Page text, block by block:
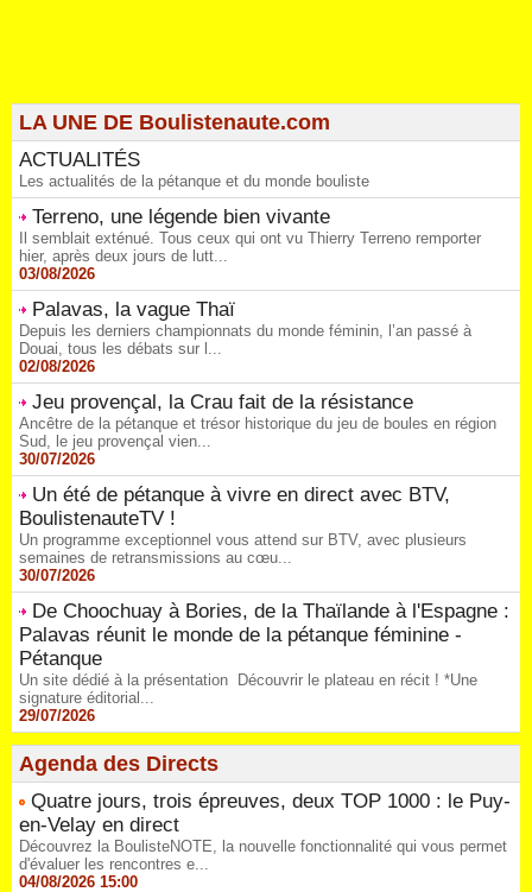
LA UNE DE Boulistenaute.com
ACTUALITÉS
Les actualités de la pétanque et du monde bouliste
Terreno, une légende bien vivante
Il semblait exténué. Tous ceux qui ont vu Thierry Terreno remporter
hier, après deux jours de lutt...
03/08/2026
Palavas, la vague Thaï
Depuis les derniers championnats du monde féminin, l’an passé à
Douai, tous les débats sur l...
02/08/2026
Jeu provençal, la Crau fait de la résistance
Ancêtre de la pétanque et trésor historique du jeu de boules en région
Sud, le jeu provençal vien...
30/07/2026
Un été de pétanque à vivre en direct avec BTV,
BoulistenauteTV !
Un programme exceptionnel vous attend sur BTV, avec plusieurs
semaines de retransmissions au cœu...
30/07/2026
De Choochuay à Bories, de la Thaïlande à l'Espagne :
Palavas réunit le monde de la pétanque féminine -
Pétanque
Un site dédié à la présentation Découvrir le plateau en récit ! *Une
signature éditorial...
29/07/2026
Agenda des Directs
Quatre jours, trois épreuves, deux TOP 1000 : le Puy-
en-Velay en direct
Découvrez la BoulisteNOTE, la nouvelle fonctionnalité qui vous permet
d'évaluer les rencontres e...
04/08/2026 15:00